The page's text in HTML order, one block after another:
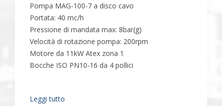
Pompa MAG-100-7 a disco cavo
Portata: 40 mc/h
Pressione di mandata max: 8bar(g)
Velocità di rotazione pompa: 200rpm
Motore da 11kW Atex zona 1
Bocche ISO PN10-16 da 4 pollici
Leggi tutto